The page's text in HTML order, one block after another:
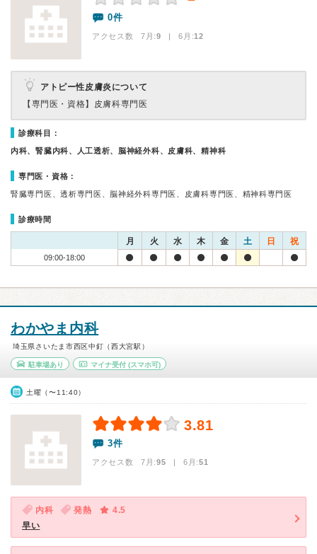
0件
アクセス数 7月:9 | 6月:12
アトピー性皮膚炎について
【専門医・資格】 皮膚科専門医
診療科目：
内科、腎臓内科、人工透析、脳神経外科、皮膚科、精神科
専門医・資格：
腎臓専門医、透析専門医、脳神経外科専門医、皮膚科専門医、精神科専門医
診療時間
月 火 水 木 金 土 日 祝
09:00-18:00
わかやま内科
埼玉県さいたま市西区中釘（西大宮駅）
駐車場あり マイナ受付(スマホ可)
土曜（〜11:40）
3.81
3件
アクセス数 7月:95 | 6月:51
内科 発熱
4.5
早い